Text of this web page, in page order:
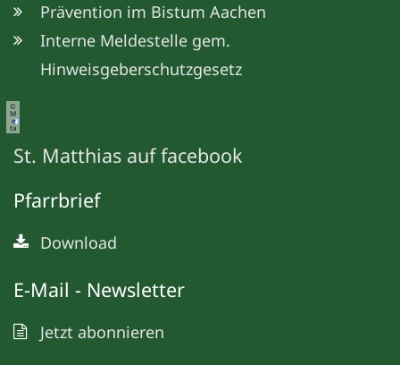
Prävention im Bistum Aachen
Interne Meldestelle gem.
Hinweisgeberschutzgesetz
©
M
e
ta
St. Matthias auf facebook
Pfarrbrief
Download
E-Mail - Newsletter
Jetzt abonnieren